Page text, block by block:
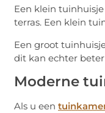
Een klein
terras. Een klein
Een groot
dit kan echter
Moderne
Als u een